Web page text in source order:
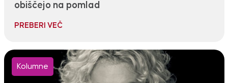
obiščejo na pomlad
PREBERI VEČ
Kolumne